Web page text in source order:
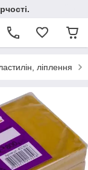
ліплення